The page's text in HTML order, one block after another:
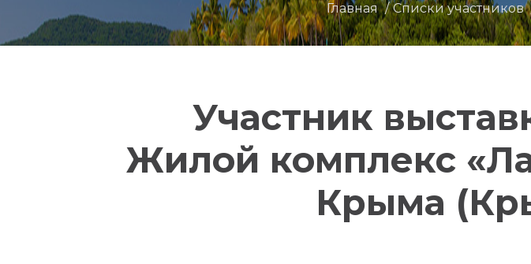
Главная Списки участников
Участник
Жилой комплекс
Крыма